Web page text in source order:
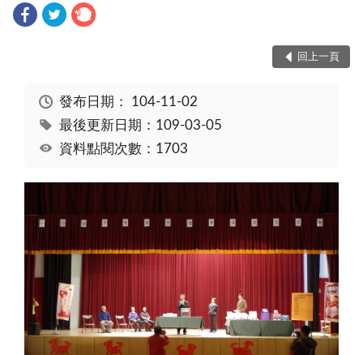
回上一頁
發布日期： 104-11-02
最後更新日期：109-03-05
資料點閱次數：1703